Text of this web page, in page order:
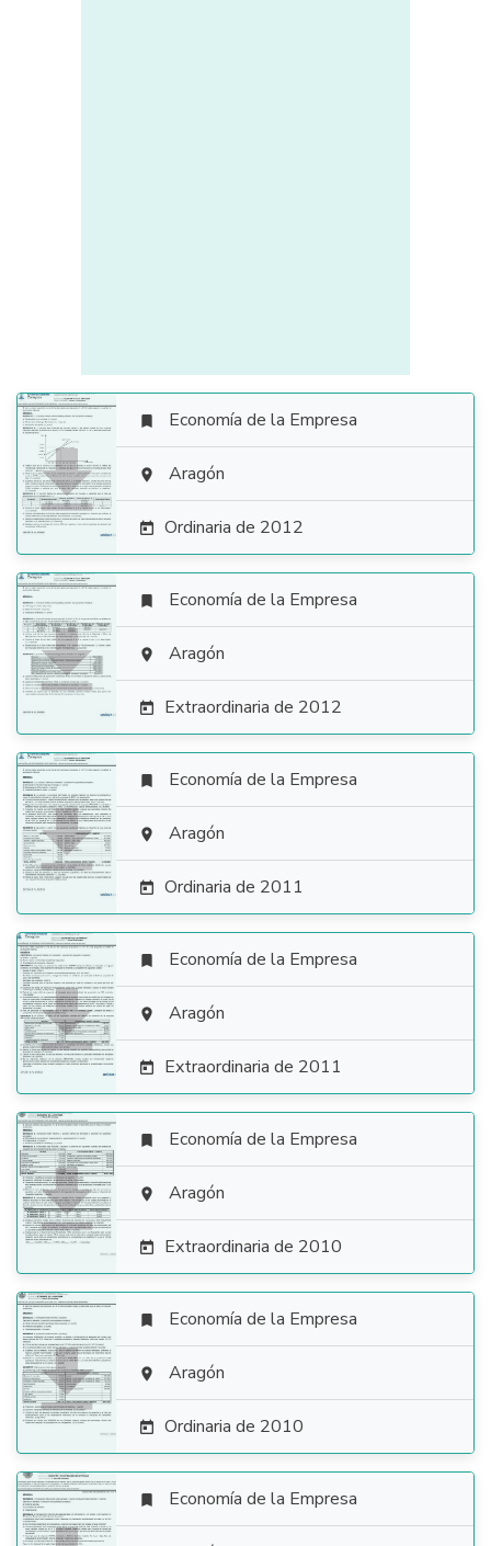

 Economía de la Empresa
 Aragón
 Ordinaria de 2012

 Economía de la Empresa
 Aragón
 Extraordinaria de 2012

 Economía de la Empresa
 Aragón
 Ordinaria de 2011

 Economía de la Empresa
 Aragón
 Extraordinaria de 2011

 Economía de la Empresa
 Aragón
 Extraordinaria de 2010

 Economía de la Empresa
 Aragón
 Ordinaria de 2010
 Economía de la Empresa